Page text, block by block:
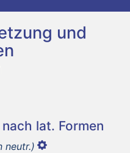
und
lat. Formen
neutr.)